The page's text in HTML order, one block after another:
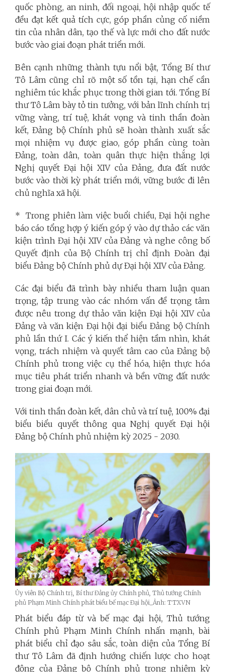
quốc phòng, an ninh, đối ngoại, hội nhập quốc tế
đều đạt kết quả tích cực, góp phần củng cố niềm
tin của nhân dân, tạo thế và lực mới cho đất nước
bước vào giai đoạn phát triển mới.
Bên cạnh những thành tựu nổi bật, Tổng Bí thư
Tô Lâm cũng chỉ rõ một số tồn tại, hạn chế cần
nghiêm túc khắc phục trong thời gian tới. Tổng Bí
thư Tô Lâm bày tỏ tin tưởng, với bản lĩnh chính trị
vững vàng, trí tuệ, khát vọng và tinh thần đoàn
kết, Đảng bộ Chính phủ sẽ hoàn thành xuất sắc
mọi nhiệm vụ được giao, góp phần cùng toàn
Đảng, toàn dân, toàn quân thực hiện thắng lợi
Nghị quyết Đại hội XIV của Đảng, đưa đất nước
bước vào thời kỳ phát triển mới, vững bước đi lên
chủ nghĩa xã hội.
* Trong phiên làm việc buổi chiều, Đại hội nghe
báo cáo tổng hợp ý kiến góp ý vào dự thảo các văn
kiện trình Đại hội XIV của Đảng và nghe công bố
Quyết định của Bộ Chính trị chỉ định Đoàn đại
biểu Đảng bộ Chính phủ dự Đại hội XIV của Đảng.
Các đại biểu đã trình bày nhiều tham luận quan
trọng, tập trung vào các nhóm vấn đề trọng tâm
được nêu trong dự thảo văn kiện Đại hội XIV của
Đảng và văn kiện Đại hội đại biểu Đảng bộ Chính
phủ lần thứ I. Các ý kiến thể hiện tầm nhìn, khát
vọng, trách nhiệm và quyết tâm cao của Đảng bộ
Chính phủ trong việc cụ thể hóa, hiện thực hóa
mục tiêu phát triển nhanh và bền vững đất nước
trong giai đoạn mới.
Với tinh thần đoàn kết, dân chủ và trí tuệ, 100% đại
biểu biểu quyết thông qua Nghị quyết Đại hội
Đảng bộ Chính phủ nhiệm kỳ 2025 - 2030.
Ủy viên Bộ Chính trị, Bí thư Đảng ủy Chính phủ, Thủ tướng Chính
phủ Phạm Minh Chính phát biểu bế mạc Đại hội_Ảnh: TTXVN
Phát biểu đáp từ và bế mạc đại hội, Thủ tướng
Chính phủ Phạm Minh Chính nhấn mạnh, bài
phát biểu chỉ đạo sâu sắc, toàn diện của Tổng Bí
thư Tô Lâm đã định hướng chiến lược cho hoạt
động của Đảng bộ Chính phủ trong nhiệm kỳ